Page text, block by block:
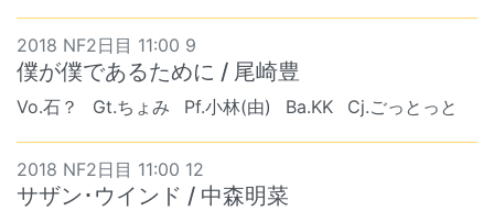
2018 NF2日目 11:00 9
僕が僕であるために / 尾崎豊
Vo.石？ Gt.ちょみ Pf.小林(由) Ba.KK Cj.ごっとっと
2018 NF2日目 11:00 12
サザン･ウインド / 中森明菜